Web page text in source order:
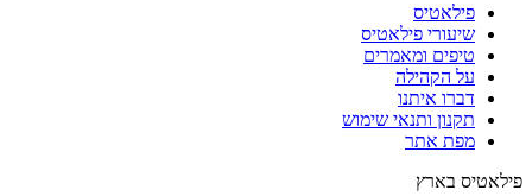
פילאטיס
שיעורי פילאטיס
טיפים ומאמרים
על הקהילה
דברו איתנו
תקנון ותנאי שימוש
מפת אתר
פילאטיס בארץ